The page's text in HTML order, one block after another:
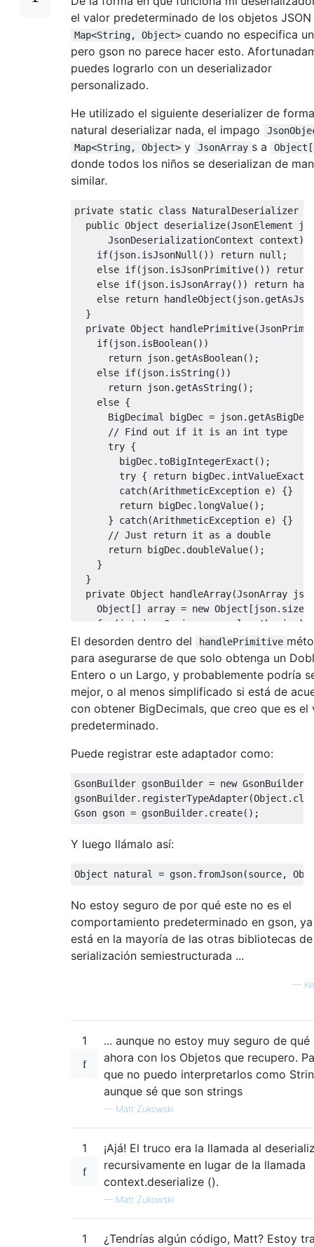
el valor predeterminado de los objetos JSON
Map<String, Object> cuando no especifica
pero gson no parece hacer esto.
puedes lograrlo con un deserializador
personalizado.
He utilizado el siguiente deserializer de forma
natural deserializar nada, el impago
Map<String, Object> y JsonArray s a
donde todos los niños se deserializan de
similar.
private static class NaturalDeserializer
public Object deserialize(JsonElement
JsonDeserializationContext context)
if( json. isJsonNull ()) return null ;
else if( json. isJsonPrimitive()) return
else if( json. isJsonArray()) return
else
return handleObject ( json.
}
private Object handlePrimitive(
if( json. isBoolean())
return json. getAsBoolean();
else if( json. isString())
return json. getAsString();
else {
BigDecimal
bigDec = json.
// Find out if it is an int type
try {
        bigDec
.toBigIntegerExact ();
try { return bigDec. intValueExact
catch(ArithmeticException e)
{}
return bigDec. longValue();
}
catch(ArithmeticException e)
{}
// Just return it as a double
return bigDec. doubleValue();
}
}
private Object handleArray(JsonArray
Object [] array = new Object [ json. size
for
( int i 0 i length i
++)
      array
[i] = context.deserialize(json.
;
private Object handleObject(JsonObject
Map <String, Object> map = new HashMap<
for(Map .Entry<String , JsonElement >
      map
.put(entry
}
El desorden dentro del handlePrimitive
para asegurarse de que solo obtenga un
Entero o un Largo, y probablemente podría
mejor, o al menos simplificado si está de
con obtener BigDecimals, que creo que es el
predeterminado.
Puede registrar este adaptador como:
GsonBuilder gsonBuilder = new GsonBuilder
gsonBuilder. registerTypeAdapter(Object .
Gson gson = gsonBuilder. create();
Y luego llámalo así:
Object natural = gson. fromJson(source,
No estoy seguro de por qué este no es el
comportamiento predeterminado en gson,
está en la mayoría de las otras bibliotecas de
serialización semiestructurada ...
—
1
... aunque no estoy muy seguro de qué
ahora con los Objetos que recupero.
que no puedo interpretarlos como
aunque sé que son strings
— Matt Zukowski
1
¡Ajá! El truco era la llamada al
recursivamente en lugar de la llamada
context.deserialize ().
— Matt Zukowski
1
¿Tendrías algún código, Matt? Estoy